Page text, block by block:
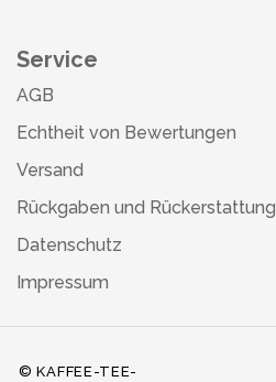
Service
AGB
Echtheit von Bewertungen
Versand
Rückgaben und Rückerstattung
Datenschutz
Impressum
© KAFFEE-TEE-